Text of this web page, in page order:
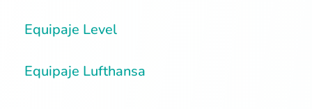
Equipaje Level
Equipaje Lufthansa